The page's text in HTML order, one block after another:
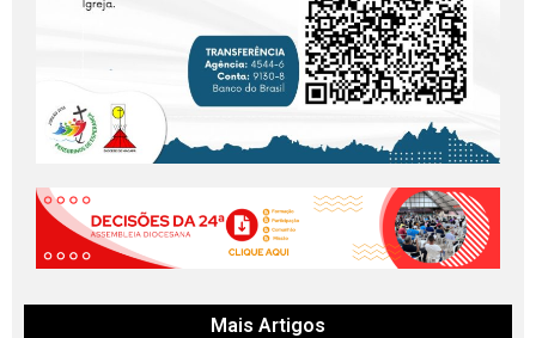
Mais Artigos